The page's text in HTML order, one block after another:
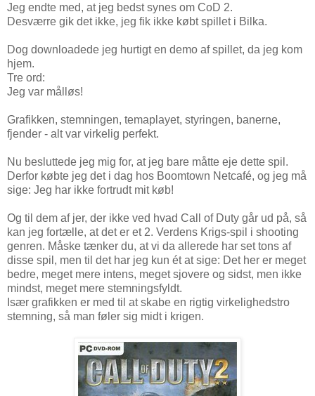
Jeg endte med, at jeg bedst synes om CoD 2.
Desværre gik det ikke, jeg fik ikke købt spillet i Bilka.
Dog downloadede jeg hurtigt en demo af spillet, da jeg kom
hjem.
Tre ord:
Jeg var målløs!
Grafikken, stemningen, temaplayet, styringen, banerne,
fjender - alt var virkelig perfekt.
Nu besluttede jeg mig for, at jeg bare måtte eje dette spil.
Derfor købte jeg det i dag hos Boomtown Netcafé, og jeg må
sige: Jeg har ikke fortrudt mit køb!
Og til dem af jer, der ikke ved hvad Call of Duty går ud på, så
kan jeg fortælle, at det er et 2. Verdens Krigs-spil i shooting
genren. Måske tænker du, at vi da allerede har set tons af
disse spil, men til det har jeg kun ét at sige: Det her er meget
bedre, meget mere intens, meget sjovere og sidst, men ikke
mindst, meget mere stemningsfyldt.
Især grafikken er med til at skabe en rigtig virkelighedstro
stemning, så man føler sig midt i krigen.